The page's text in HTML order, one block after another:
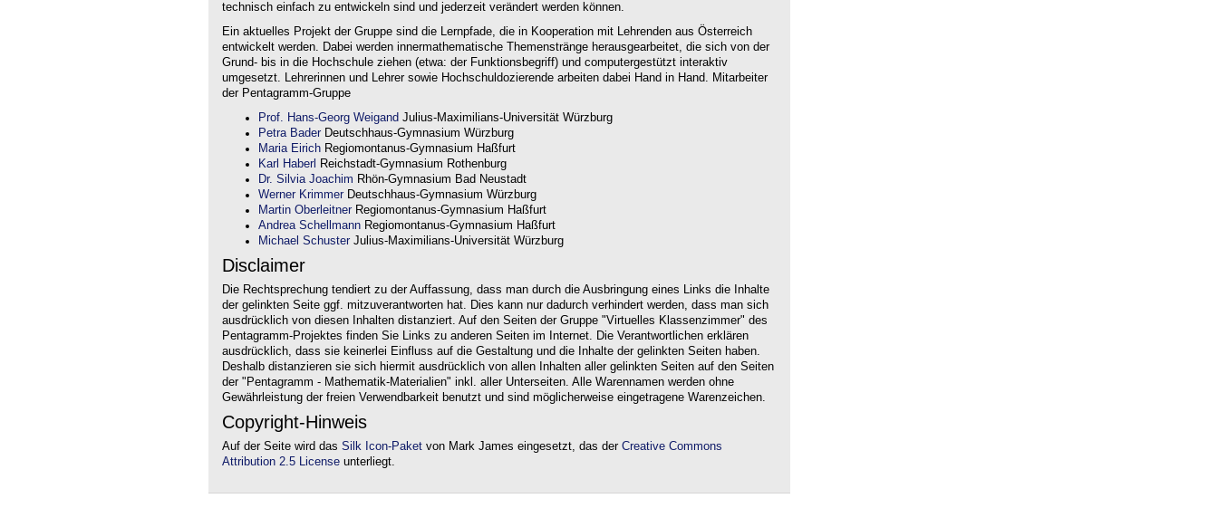
technisch einfach zu entwickeln sind und jederzeit verändert werden können.
Ein aktuelles Projekt der Gruppe sind die Lernpfade, die in Kooperation mit Lehrenden aus Österreich
entwickelt werden. Dabei werden innermathematische Themenstränge herausgearbeitet, die sich von der
Grund- bis in die Hochschule ziehen (etwa: der Funktionsbegriff) und computergestützt interaktiv
umgesetzt. Lehrerinnen und Lehrer sowie Hochschuldozierende arbeiten dabei Hand in Hand. Mitarbeiter
der Pentagramm-Gruppe
Prof. Hans-Georg Weigand Julius-Maximilians-Universität Würzburg
Petra Bader Deutschhaus-Gymnasium Würzburg
Maria Eirich Regiomontanus-Gymnasium Haßfurt
Karl Haberl
Reichstadt-Gymnasium Rothenburg
Dr. Silvia Joachim Rhön-Gymnasium Bad Neustadt
Werner Krimmer Deutschhaus-Gymnasium Würzburg
Martin Oberleitner Regiomontanus-Gymnasium Haßfurt
Andrea Schellmann Regiomontanus-Gymnasium Haßfurt
Michael Schuster Julius-Maximilians-Universität Würzburg
Disclaimer
Die Rechtsprechung tendiert zu der Auffassung, dass man durch die Ausbringung eines Links die Inhalte
der gelinkten Seite ggf. mitzuverantworten hat. Dies kann nur dadurch verhindert werden, dass man sich
ausdrücklich von diesen Inhalten distanziert. Auf den Seiten der Gruppe "Virtuelles Klassenzimmer" des
Pentagramm-Projektes finden Sie Links zu anderen Seiten im Internet. Die Verantwortlichen erklären
ausdrücklich, dass sie keinerlei Einfluss auf die Gestaltung und die Inhalte der gelinkten Seiten haben.
Deshalb distanzieren sie sich hiermit ausdrücklich von allen Inhalten aller gelinkten Seiten auf den Seiten
der "Pentagramm - Mathematik-Materialien" inkl. aller Unterseiten. Alle Warennamen werden ohne
Gewährleistung der freien Verwendbarkeit benutzt und sind möglicherweise eingetragene Warenzeichen.
Copyright-Hinweis
Auf der Seite wird das Silk Icon-Paket von Mark James eingesetzt, das der Creative Commons
Attribution 2.5 License unterliegt.